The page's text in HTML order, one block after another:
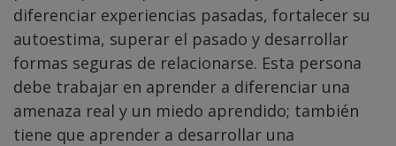
diferenciar experiencias pasadas, fortalecer su
autoestima, superar el pasado y desarrollar
formas seguras de relacionarse. Esta persona
debe trabajar en aprender a diferenciar una
amenaza real y un miedo aprendido; también
tiene que aprender a desarrollar una